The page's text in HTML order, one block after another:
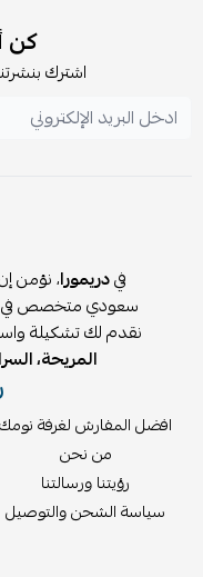
كن
اشترك
فيدريمورا، نؤمن
سعودي متخصص في
نقدم لك تشكيلة
المريحة،
افضل المفارش لغرفة نومك
من نحن
رؤيتنا ورسالتنا
سياسة الشحن والتوصيل